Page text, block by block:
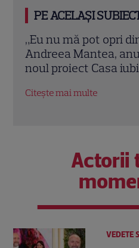
PE ACELAȘI
nu mă pot opri din
Mantea, anunț
proiect Casa iubirii
mai multe
Actorii
VEDETE